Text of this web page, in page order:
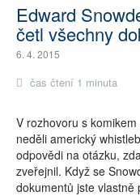
Edward
četl všechny
6. 4. 2015
čas čtení 1 minuta
V rozhovoru s
neděli americký
odpovědi na otázku,
zveřejnil. Když se
dokumentů jste vlastně